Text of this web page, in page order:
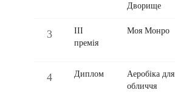
Дворище
3
ІІІ
премія
Моя Монро
4 Диплом
Аеробіка для
обличчя